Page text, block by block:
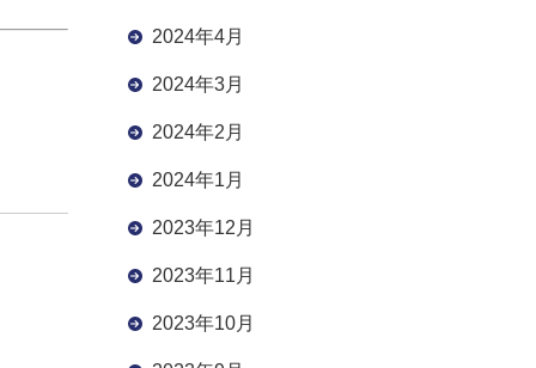
2024年4月
2024年3月
2024年2月
2024年1月
2023年12月
2023年11月
2023年10月